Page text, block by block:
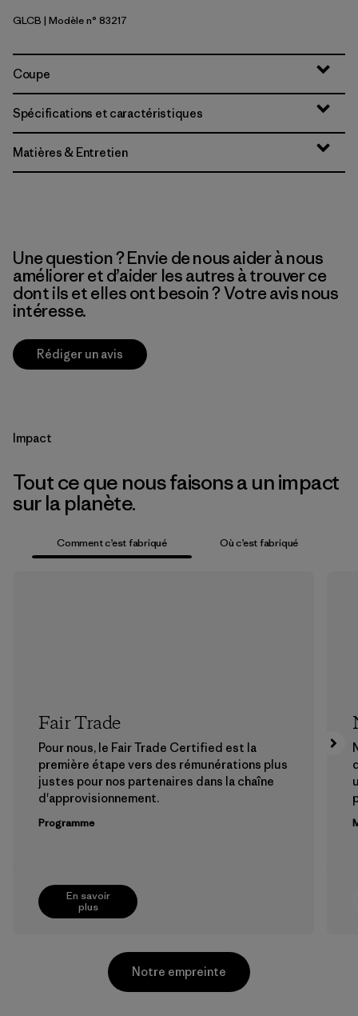
Glacial Blue
GLCB | Modèle n° 83217
Coupe
Spécifications et caractéristiques
Matières & Entretien
Une question ? Envie de nous aider à nous
améliorer et d’aider les autres à trouver ce
dont ils et elles ont besoin ? Votre avis nous
intéresse.
Rédiger un avis
Impact
Tout ce que nous faisons a un impact
sur la planète.
Comment c’est fabriqué Où c’est fabriqué
En savoir
plus
Fair Trade
Pour nous, le Fair Trade Certified est la
première étape vers des rémunérations plus
justes pour nos partenaires dans la chaîne
d'approvisionnement.
Programme
Notre empreinte